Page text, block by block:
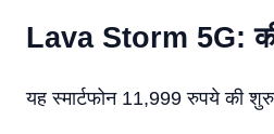
Lava Storm 5G:
यह स्मार्टफोन 11,999 रुपये की